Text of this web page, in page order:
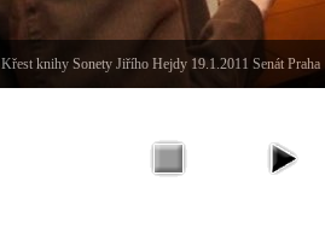
Křest knihy Sonety Jiřího Hejdy 19.1.2011 Senát Praha